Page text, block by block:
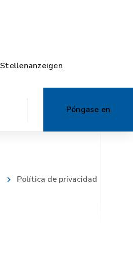
Stellenanzeigen
Póngase en
Política de privacidad